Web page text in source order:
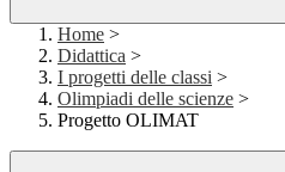
Home >
Didattica >
I progetti delle classi >
Olimpiadi delle scienze >
Progetto OLIMAT